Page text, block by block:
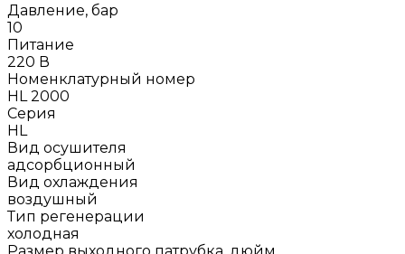
Давление, бар
10
Питание
220 В
Номенклатурный номер
HL 2000
Серия
HL
Вид осушителя
адсорбционный
Вид охлаждения
воздушный
Тип регенерации
холодная